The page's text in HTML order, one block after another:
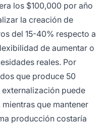
los $100,000 por año
la creación de
del 15-40% respecto a
de aumentar o
reales. Por
que produce 50
puede
que mantener
producción costaría